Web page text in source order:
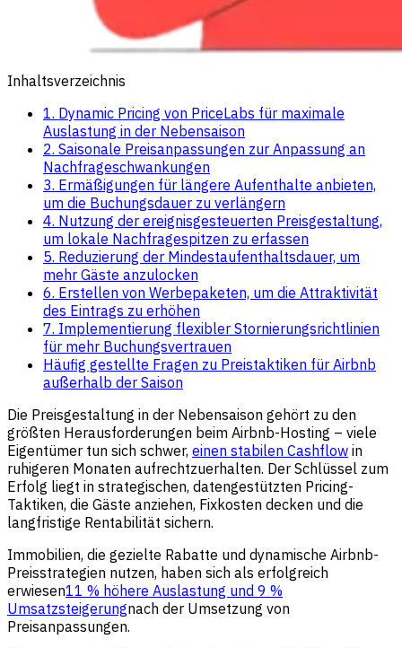
Inhaltsverzeichnis
1. Dynamic Pricing von PriceLabs für maximale
Auslastung in der Nebensaison
2. Saisonale Preisanpassungen zur Anpassung an
Nachfrageschwankungen
3. Ermäßigungen für längere Aufenthalte anbieten,
um die Buchungsdauer zu verlängern
4. Nutzung der ereignisgesteuerten Preisgestaltung,
um lokale Nachfragespitzen zu erfassen
5. Reduzierung der Mindestaufenthaltsdauer, um
mehr Gäste anzulocken
6. Erstellen von Werbepaketen, um die Attraktivität
des Eintrags zu erhöhen
7. Implementierung flexibler Stornierungsrichtlinien
für mehr Buchungsvertrauen
Häufig gestellte Fragen zu Preistaktiken für Airbnb
außerhalb der Saison
Die Preisgestaltung in der Nebensaison gehört zu den
größten Herausforderungen beim Airbnb-Hosting – viele
Eigentümer tun sich schwer, einen stabilen Cashflow in
ruhigeren Monaten aufrechtzuerhalten. Der Schlüssel zum
Erfolg liegt in strategischen, datengestützten Pricing-
Taktiken, die Gäste anziehen, Fixkosten decken und die
langfristige Rentabilität sichern.
Immobilien, die gezielte Rabatte und dynamische Airbnb-
Preisstrategien nutzen, haben sich als erfolgreich
erwiesen11 % höhere Auslastung und 9 %
Umsatzsteigerungnach der Umsetzung von
Preisanpassungen.